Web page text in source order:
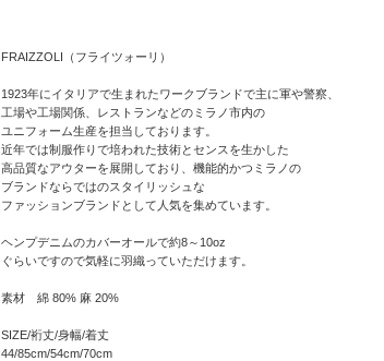
FRAIZZOLI（フライツォーリ）
1923年にイタリアで生まれたワークブランドで主に軍や警察、
工場や工場関係、レストランなどのミラノ市内の
ユニフォーム生産を担当しております。
近年では制服作りで培われた技術とセンスを生かした
高品質なアウターを展開しており、機能的かつミラノの
ブランドならではのスタイリッシュな
ファッションブランドとして人気を集めています。
ヘンプデニムのカバーオールで約8～10oz
ぐらいですので気軽に羽織っていただけます。
素材 綿 80% 麻 20%
SIZE/裄丈/身幅/着丈
44/85cm/54cm/70cm